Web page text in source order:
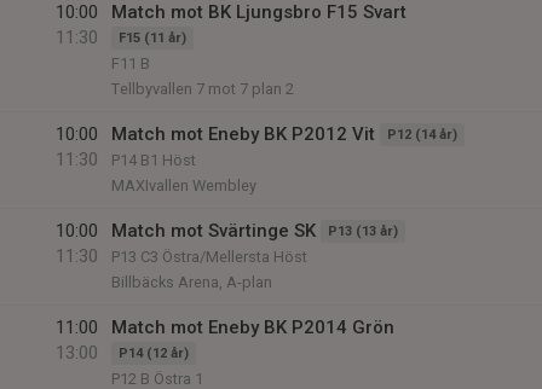
10:00
11:30
Match mot BK Ljungsbro F15 Svart
F15 (11 år)
F11 B
Tellbyvallen 7 mot 7 plan 2
10:00
11:30
Match mot Eneby BK P2012 Vit P12 (14 år)
P14 B1 Höst
MAXIvallen Wembley
10:00
11:30
Match mot Svärtinge SK P13 (13 år)
P13 C3 Östra/Mellersta Höst
Billbäcks Arena, A-plan
11:00
13:00
Match mot Eneby BK P2014 Grön
P14 (12 år)
P12 B Östra 1